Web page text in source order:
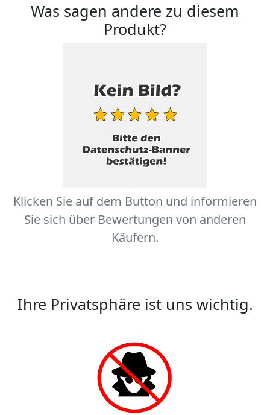
Was sagen andere zu diesem
Produkt?
Klicken Sie auf dem Button und informieren
Sie sich über Bewertungen von anderen
Käufern.
Ihre Privatsphäre ist uns wichtig.